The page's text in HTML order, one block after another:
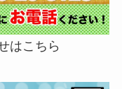
はこちら